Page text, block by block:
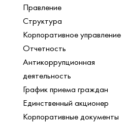
Правление
Структура
Корпоративное управление
Отчетность
Антикоррупционная
деятельность
График приема граждан
Единственный акционер
Корпоративные документы